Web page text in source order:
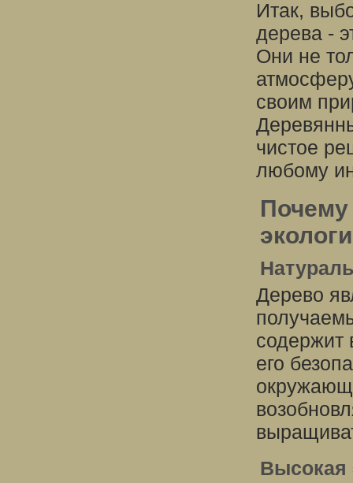
Итак,
дерева -
Они не
своим
чистое
любому
Дерево
содержит
его
Высокая